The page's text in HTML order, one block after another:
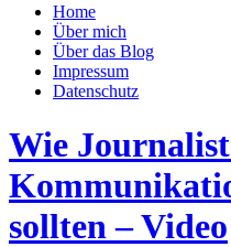
Home
Über mich
Über das Blog
Impressum
Datenschutz
Wie
sollten – Video